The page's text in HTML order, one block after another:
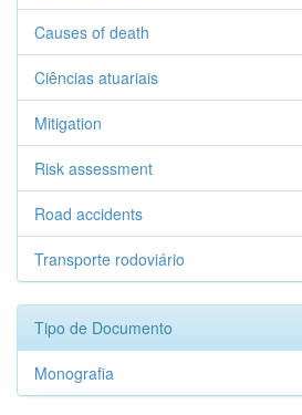
Causes of death
Ciências atuariais
Mitigation
Risk assessment
Road accidents
Transporte rodoviário
Tipo de Documento
Monografia